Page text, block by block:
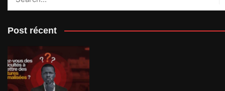
Post récent